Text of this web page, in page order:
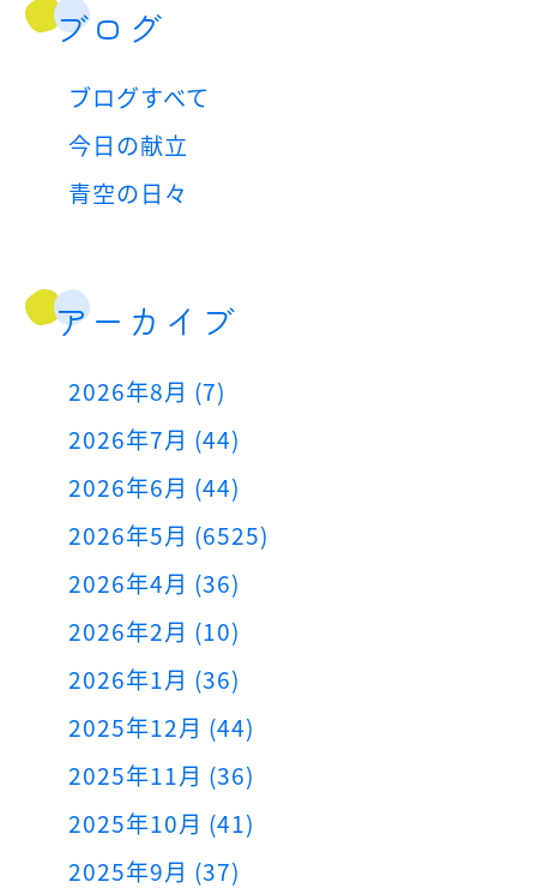
ブログ
ブログすべて
今日の献立
青空の日々
アーカイブ
2026年8月 (7)
2026年7月 (44)
2026年6月 (44)
2026年5月 (6525)
2026年4月 (36)
2026年2月 (10)
2026年1月 (36)
2025年12月 (44)
2025年11月 (36)
2025年10月 (41)
2025年9月 (37)